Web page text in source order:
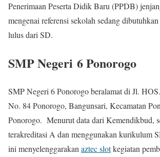
Penerimaan Peserta Didik Baru (PPDB)
mengenai referensi sekolah sedang
lulus dari SD.
SMP Negeri 6 Ponorogo
SMP Negeri 6 Ponorogo beralamat di Jl.
No. 84 Ponorogo, Bangunsari, Kecamatan
Ponorogo. Menurut data dari Kemendikbud,
terakreditasi A dan menggunakan kurikulum
ini menyelenggarakan aztec slotkegiatan